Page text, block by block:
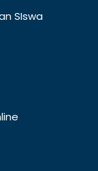
SIswa